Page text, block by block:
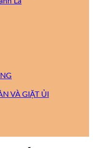
VÀ GIẶT ỦI